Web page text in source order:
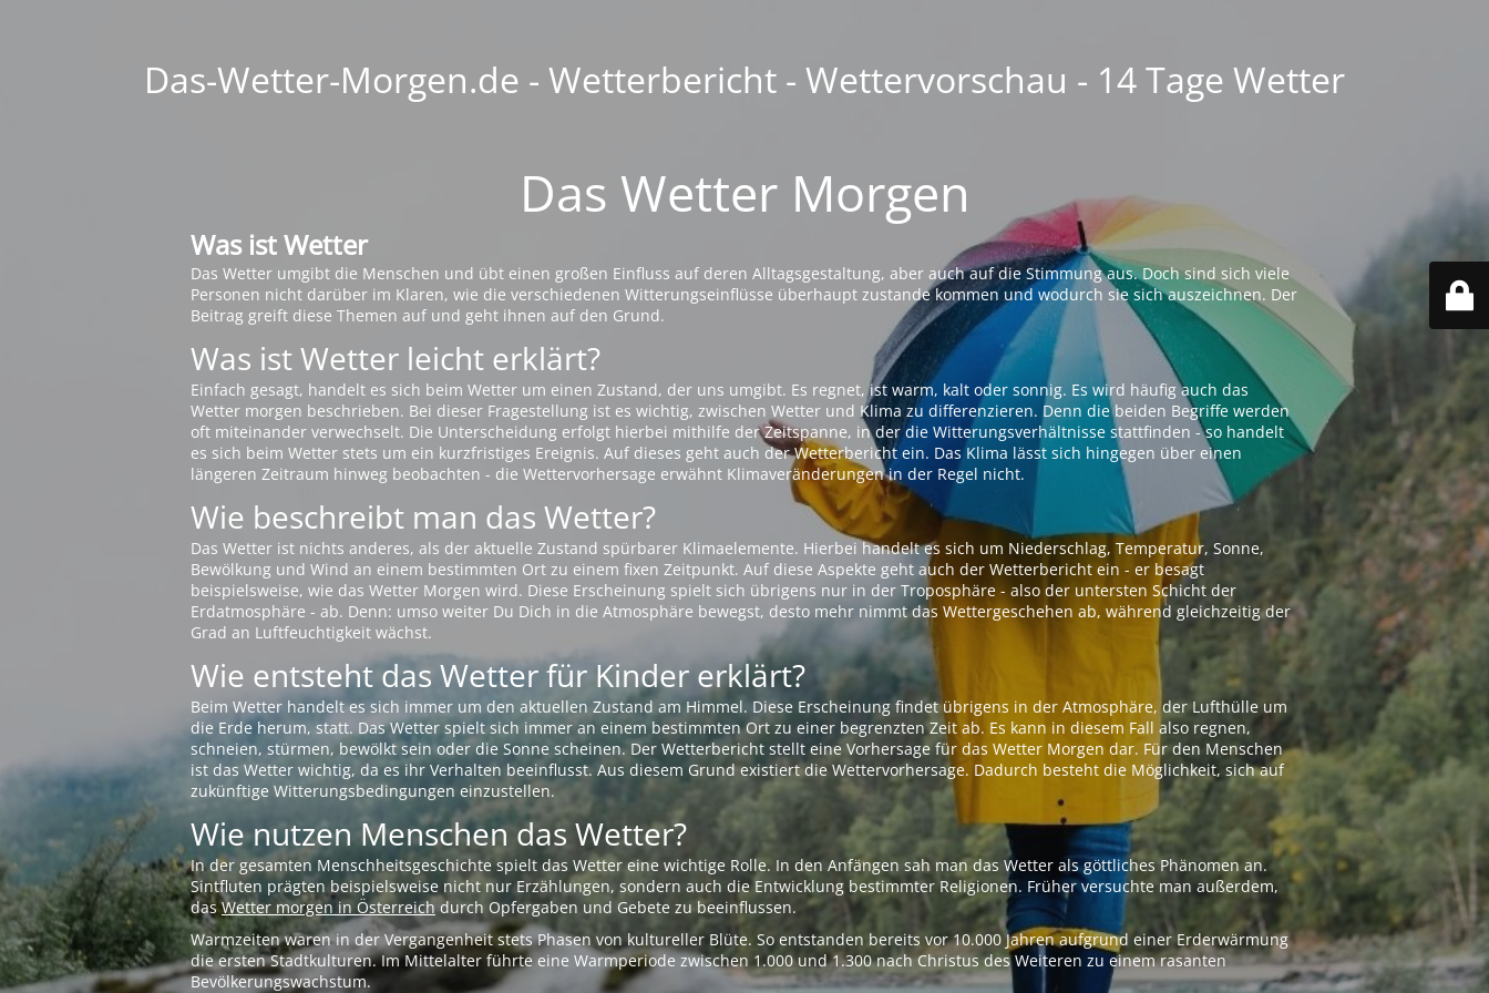
Das-Wetter-Morgen.de - Wetterbericht - Wettervorschau - 14 Tage Wetter
Das Wetter Morgen
Was ist Wetter
Das Wetter umgibt die Menschen und übt einen großen Einfluss auf deren Alltagsgestaltung, aber auch auf die Stimmung aus. Doch sind sich viele
Personen nicht darüber im Klaren, wie die verschiedenen Witterungseinflüsse überhaupt zustande kommen und wodurch sie sich auszeichnen. Der
Beitrag greift diese Themen auf und geht ihnen auf den Grund.
Was ist Wetter leicht erklärt?
Einfach gesagt, handelt es sich beim Wetter um einen Zustand, der uns umgibt. Es regnet, ist warm, kalt oder sonnig. Es wird häufig auch das
Wetter morgen beschrieben. Bei dieser Fragestellung ist es wichtig, zwischen Wetter und Klima zu differenzieren. Denn die beiden Begriffe werden
oft miteinander verwechselt. Die Unterscheidung erfolgt hierbei mithilfe der Zeitspanne, in der die Witterungsverhältnisse stattfinden - so handelt
es sich beim Wetter stets um ein kurzfristiges Ereignis. Auf dieses geht auch der Wetterbericht ein. Das Klima lässt sich hingegen über einen
längeren Zeitraum hinweg beobachten - die Wettervorhersage erwähnt Klimaveränderungen in der Regel nicht.
Wie beschreibt man das Wetter?
Das Wetter ist nichts anderes, als der aktuelle Zustand spürbarer Klimaelemente. Hierbei handelt es sich um Niederschlag, Temperatur, Sonne,
Bewölkung und Wind an einem bestimmten Ort zu einem fixen Zeitpunkt. Auf diese Aspekte geht auch der Wetterbericht ein - er besagt
beispielsweise, wie das Wetter Morgen wird. Diese Erscheinung spielt sich übrigens nur in der Troposphäre - also der untersten Schicht der
Erdatmosphäre - ab. Denn: umso weiter Du Dich in die Atmosphäre bewegst, desto mehr nimmt das Wettergeschehen ab, während gleichzeitig der
Grad an Luftfeuchtigkeit wächst.
Wie entsteht das Wetter für Kinder erklärt?
Beim Wetter handelt es sich immer um den aktuellen Zustand am Himmel. Diese Erscheinung findet übrigens in der Atmosphäre, der Lufthülle um
die Erde herum, statt. Das Wetter spielt sich immer an einem bestimmten Ort zu einer begrenzten Zeit ab. Es kann in diesem Fall also regnen,
schneien, stürmen, bewölkt sein oder die Sonne scheinen. Der Wetterbericht stellt eine Vorhersage für das Wetter Morgen dar. Für den Menschen
ist das Wetter wichtig, da es ihr Verhalten beeinflusst. Aus diesem Grund existiert die Wettervorhersage. Dadurch besteht die Möglichkeit, sich auf
zukünftige Witterungsbedingungen einzustellen.
Wie nutzen Menschen das Wetter?
In der gesamten Menschheitsgeschichte spielt das Wetter eine wichtige Rolle. In den Anfängen sah man das Wetter als göttliches Phänomen an.
Sintfluten prägten beispielsweise nicht nur Erzählungen, sondern auch die Entwicklung bestimmter Religionen. Früher versuchte man außerdem,
dasWetter morgen in Österreichdurch Opfergaben und Gebete zu beeinflussen.
Warmzeiten waren in der Vergangenheit stets Phasen von kultureller Blüte. So entstanden bereits vor 10.000 Jahren aufgrund einer Erderwärmung
die ersten Stadtkulturen. Im Mittelalter führte eine Warmperiode zwischen 1.000 und 1.300 nach Christus des Weiteren zu einem rasanten
Bevölkerungswachstum.